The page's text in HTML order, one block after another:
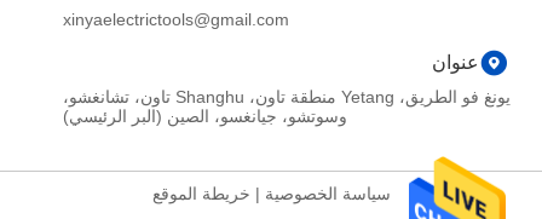
xinyaelectrictools@gmail.com
عنوان
يونغ فو الطريق، Yetang منطقة تاون، Shanghu تاون، تشانغشو،
وسوتشو، جيانغسو، الصين (البر الرئيسي)
سياسة الخصوصية|خريطة الموقع